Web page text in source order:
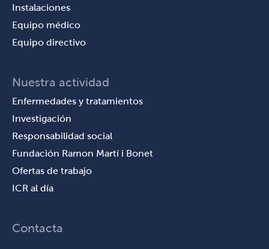
Instalaciones
Equipo médico
Equipo directivo
Nuestra actividad
Enfermedades y tratamientos
Investigación
Responsabilidad social
Fundación Ramon Martí i Bonet
Ofertas de trabajo
ICR al día
Contacta